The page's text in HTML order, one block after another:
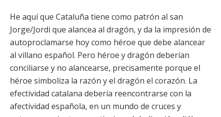
He aquí que Cataluña tiene como patrón al san
Jorge/Jordi que alancea al dragón, y da la impresión de
autoproclamarse hoy como héroe que debe alancear
al villano español. Pero héroe y dragón deberían
conciliarse y no alancearse, precisamente porque el
héroe simboliza la razón y el dragón el corazón. La
efectividad catalana debería reencontrarse con la
afectividad española, en un mundo de cruces y